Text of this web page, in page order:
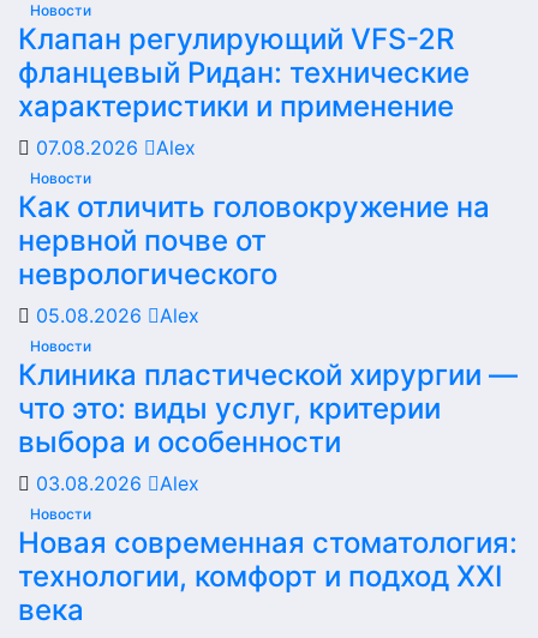
Новости
Клапан регулирующий VFS-2R
фланцевый Ридан: технические
характеристики и применение
07.08.2026 Alex
Новости
Как отличить головокружение на
нервной почве от
неврологического
05.08.2026 Alex
Новости
Клиника пластической хирургии —
что это: виды услуг, критерии
выбора и особенности
03.08.2026 Alex
Новости
Новая современная стоматология:
технологии, комфорт и подход XXI
века